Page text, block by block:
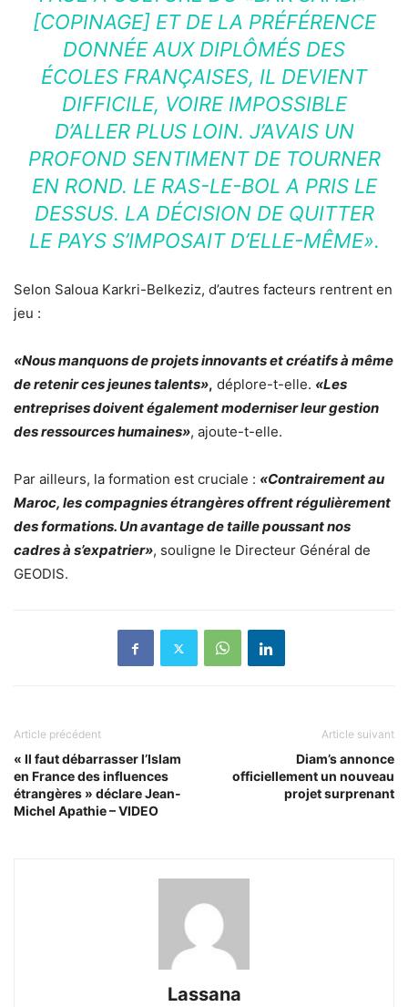
[COPINAGE] ET DE LA PRÉFÉRENCE
DONNÉE AUX DIPLÔMÉS DES
ÉCOLES FRANÇAISES, IL DEVIENT
DIFFICILE, VOIRE IMPOSSIBLE
D’ALLER PLUS LOIN. J’AVAIS UN
PROFOND SENTIMENT DE TOURNER
EN ROND. LE RAS-LE-BOL A PRIS LE
DESSUS. LA DÉCISION DE QUITTER
LE PAYS S’IMPOSAIT D’ELLE-MÊME».
Selon Saloua Karkri-Belkeziz, d’autres facteurs rentrent en
jeu :
«Nous manquons de projets innovants et créatifs à même
de retenir ces jeunes talents», déplore-t-elle. «Les
entreprises doivent également moderniser leur gestion
des ressources humaines», ajoute-t-elle.
Par ailleurs, la formation est cruciale : «Contrairement au
Maroc, les compagnies étrangères offrent régulièrement
des formations. Un avantage de taille poussant nos
cadres à s’expatrier», souligne le Directeur Général de
GEODIS.
Article précédent
« Il faut débarrasser l’Islam
en France des influences
étrangères » déclare Jean-
Michel Apathie – VIDEO
Article suivant
Diam’s annonce
officiellement un nouveau
projet surprenant
Lassana